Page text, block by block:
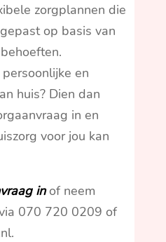
zorgplannen die
op basis van
en
huis? Dien dan
in en
voor jou kan
inof neem
070 720 0209 of